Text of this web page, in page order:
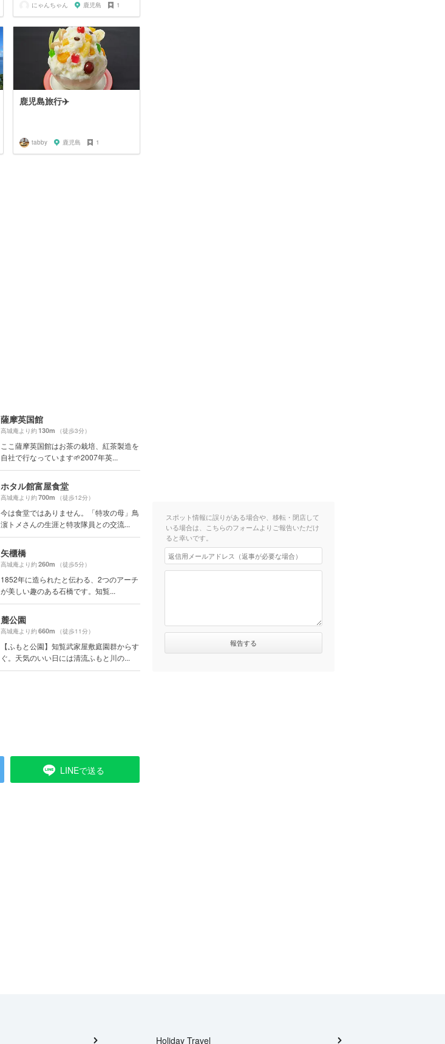
にゃんちゃん 鹿児島 1
鹿児島旅行✈️
tabby 鹿児島 1
薩摩英国館
高城庵より約130m （徒歩3分）
ここ薩摩英国館はお茶の栽培、紅茶製造を
自社で行なっています🌱2007年英...
ホタル館富屋食堂
高城庵より約700m （徒歩12分）
今は食堂ではありません。「特攻の母」鳥
濵トメさんの生涯と特攻隊員との交流...
矢櫃橋
高城庵より約260m （徒歩5分）
1852年に造られたと伝わる、2つのアーチ
が美しい趣のある石橋です。知覧...
麓公園
高城庵より約660m （徒歩11分）
【ふもと公園】知覧武家屋敷庭園群からす
ぐ。天気のいい日には清流ふもと川の...
LINEで送る
スポット情報に誤りがある場合や、移転・閉店して
いる場合は、こちらのフォームよりご報告いただけ
ると幸いです。
Holiday Travel